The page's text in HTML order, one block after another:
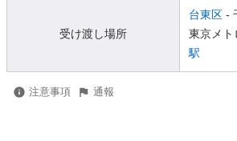
受け渡し場所
台東区 -
東京メト
駅
注意事項 通報